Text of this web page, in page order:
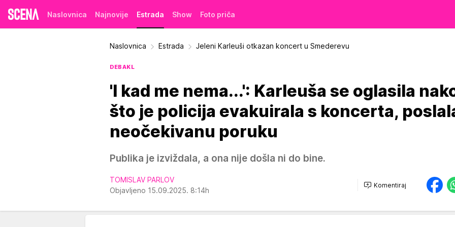
Naslovnica Najnovije Estrada Show Foto priča
Naslovnica Estrada Jeleni Karleuši otkazan koncert u Smederevu
DEBAKL
'I kad me nema...': Karleuša se oglasila
što je policija evakuirala s koncerta,
neočekivanu poruku
Publika je izviždala, a ona nije došla ni do bine.
TOMISLAV PARLOV
Objavljeno 15.09.2025. 8:14h
Komentiraj